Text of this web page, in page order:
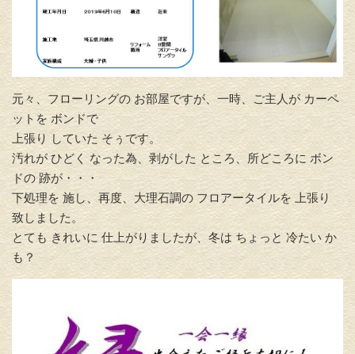
元々、フローリングの お部屋ですが、一時、ご主人が カーペ
ットを ボンドで
上張り していた そぅです。
汚れが ひどく なった為、剥がした ところ、所どころに ボン
ドの 跡が・・・
下処理を 施し、再度、大理石調の フロアータイルを 上張り
致しました。
とても きれいに 仕上がりましたが、冬は ちょっと 冷たい か
も？